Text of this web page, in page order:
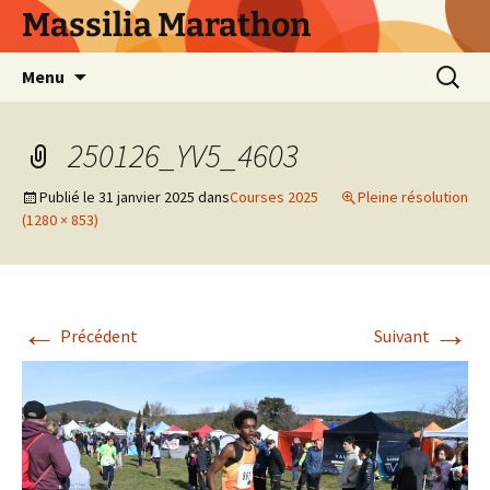
AllerMassilia Marathon
Menu
250126_YV5_4603
Publié le 31 janvier 2025 dansCourses 2025
Pleine résolution
(1280 × 853)
← Précédent Suivant →